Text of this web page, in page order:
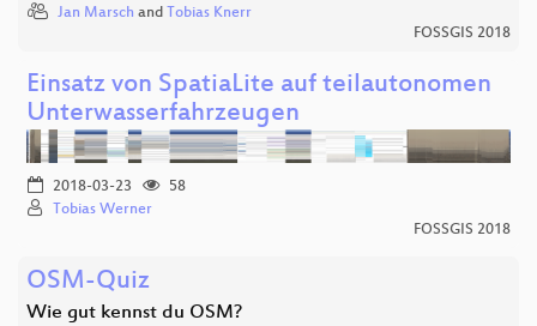
Jan Marsch and Tobias Knerr
FOSSGIS 2018
Einsatz von SpatiaLite auf teilautonomen
Unterwasserfahrzeugen
2018-03-23
58
Tobias Werner
FOSSGIS 2018
OSM-Quiz
Wie gut kennst du OSM?